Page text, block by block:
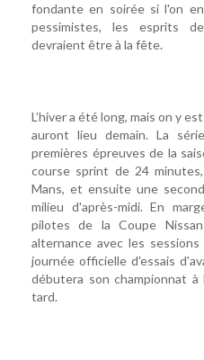
fondante en soirée si l'on
pessimistes, les esprits
devraient être à la fête.
L’hiver a été long, mais on y
auront lieu demain. La
premières épreuves de la
course sprint de 24
Mans, et ensuite une
milieu d'après-midi. En
pilotes de la Coupe
alternance avec les
journée officielle d'essais
débutera son championnat
tard.